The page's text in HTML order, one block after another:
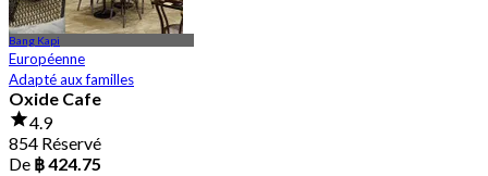
Bang Kapi
Européenne
Adapté aux familles
Oxide Cafe
4.9
854 Réservé
De ฿ 424.75